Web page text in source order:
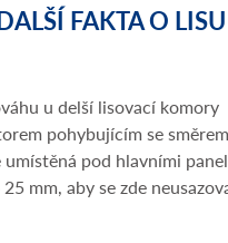
FAKTA O
u delší lisovací komory
pohybujícím se
pod hlavními
mm, aby se zde